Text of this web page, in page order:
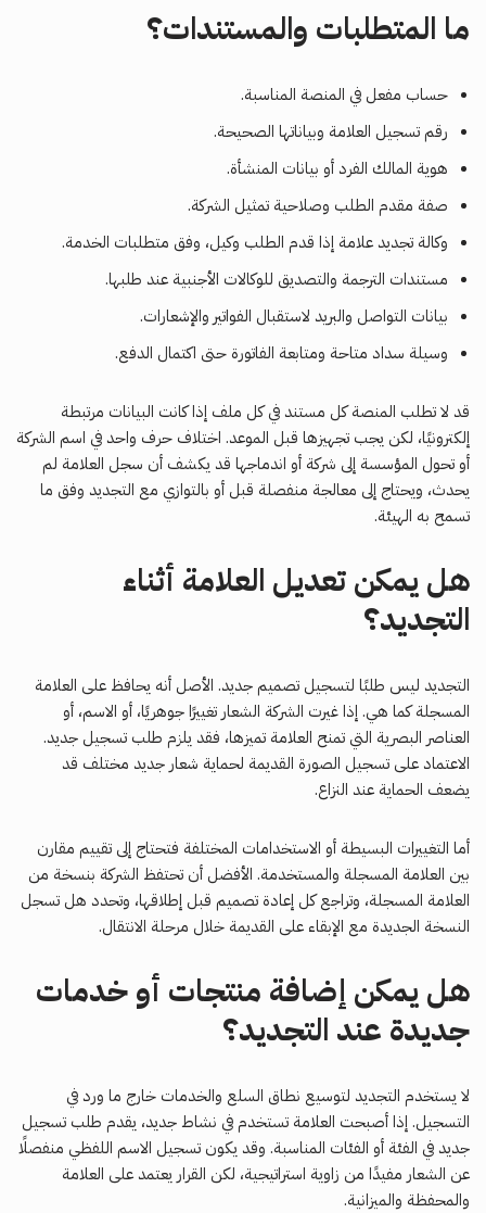
ما المتطلبات والمستندات؟
حساب مفعل في المنصة المناسبة.
رقم تسجيل العلامة وبياناتها الصحيحة.
هوية المالك الفرد أو بيانات المنشأة.
صفة مقدم الطلب وصلاحية تمثيل الشركة.
وكالة تجديد علامة إذا قدم الطلب وكيل، وفق متطلبات الخدمة.
مستندات الترجمة والتصديق للوكالات الأجنبية عند طلبها.
بيانات التواصل والبريد لاستقبال الفواتير والإشعارات.
وسيلة سداد متاحة ومتابعة الفاتورة حتى اكتمال الدفع.
قد لا تطلب المنصة كل مستند في كل ملف إذا كانت البيانات مرتبطة
إلكترونيًا، لكن يجب تجهيزها قبل الموعد. اختلاف حرف واحد في اسم الشركة
أو تحول المؤسسة إلى شركة أو اندماجها قد يكشف أن سجل العلامة لم
يحدث، ويحتاج إلى معالجة منفصلة قبل أو بالتوازي مع التجديد وفق ما
تسمح به الهيئة.
هل يمكن تعديل العلامة أثناء
التجديد؟
التجديد ليس طلبًا لتسجيل تصميم جديد. الأصل أنه يحافظ على العلامة
المسجلة كما هي. إذا غيرت الشركة الشعار تغييرًا جوهريًا، أو الاسم، أو
العناصر البصرية التي تمنح العلامة تميزها، فقد يلزم طلب تسجيل جديد.
الاعتماد على تسجيل الصورة القديمة لحماية شعار جديد مختلف قد
يضعف الحماية عند النزاع.
أما التغييرات البسيطة أو الاستخدامات المختلفة فتحتاج إلى تقييم مقارن
بين العلامة المسجلة والمستخدمة. الأفضل أن تحتفظ الشركة بنسخة من
العلامة المسجلة، وتراجع كل إعادة تصميم قبل إطلاقها، وتحدد هل تسجل
النسخة الجديدة مع الإبقاء على القديمة خلال مرحلة الانتقال.
هل يمكن إضافة منتجات أو خدمات
جديدة عند التجديد؟
لا يستخدم التجديد لتوسيع نطاق السلع والخدمات خارج ما ورد في
التسجيل. إذا أصبحت العلامة تستخدم في نشاط جديد، يقدم طلب تسجيل
جديد في الفئة أو الفئات المناسبة. وقد يكون تسجيل الاسم اللفظي منفصلًا
عن الشعار مفيدًا من زاوية استراتيجية، لكن القرار يعتمد على العلامة
والمحفظة والميزانية.